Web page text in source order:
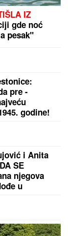
PRED SMRT:
Glumac
U
kupio
a ne